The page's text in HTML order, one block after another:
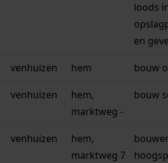
loods
en
venhuizen hem bouw
venhuizen
hem,
marktweg -
bouw
venhuizen
hem,
marktweg 7